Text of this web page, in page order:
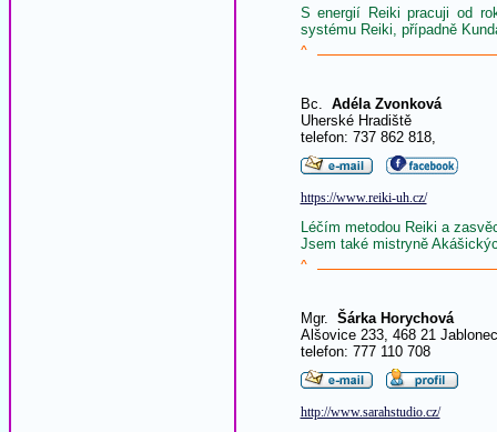
S energií Reiki pracuji od
systému Reiki, případně
^
Bc. Adéla Zvonková
Uherské Hradiště
telefon: 737 862 818,
https://www.reiki-uh.cz/
Léčím metodou Reiki a
Jsem také mistryně
^
Mgr. Šárka Horychová
Alšovice 233, 468 21
telefon: 777 110 708
http://www.sarahstudio.cz/